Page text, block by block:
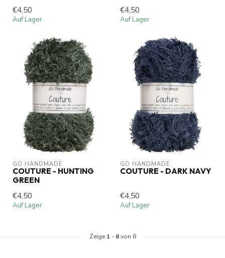
€4,50
Auf Lager
€4,50
Auf Lager
GO HANDMADE
COUTURE - HUNTING
GREEN
€4,50
Auf Lager
GO HANDMADE
COUTURE - DARK NAVY
€4,50
Auf Lager
Zeige 1 - 8von 8